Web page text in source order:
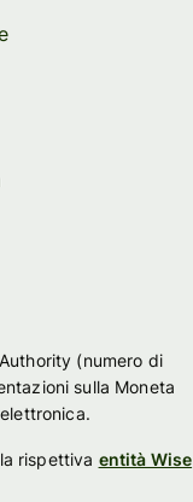
(numero di
sulla Moneta
rispettiva entità Wise